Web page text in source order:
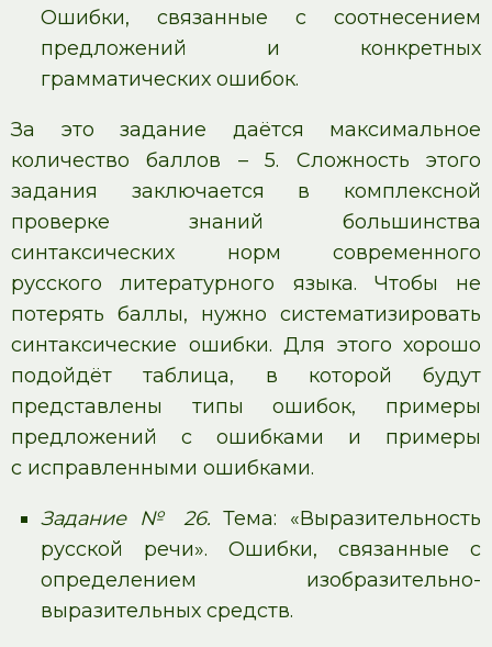
Ошибки, связанные с соотнесением
предложений и конкретных
грамматических ошибок.
За это задание даётся максимальное
количество баллов – 5. Сложность этого
задания заключается в комплексной
проверке знаний большинства
синтаксических норм современного
русского литературного языка. Чтобы не
потерять баллы, нужно систематизировать
синтаксические ошибки. Для этого хорошо
подойдёт таблица, в которой будут
представлены типы ошибок, примеры
предложений с ошибками и примеры
с исправленными ошибками.
Задание № 26. Тема: «Выразительность
русской речи». Ошибки, связанные с
определением изобразительно-
выразительных средств.